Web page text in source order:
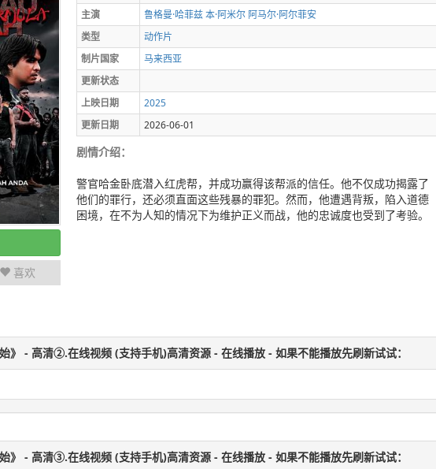
喜欢
主演
鲁格曼·哈菲兹本·阿米尔 阿马尔·阿尔菲安
类型
动作片
制片国家
马来西亚
更新状态
上映日期
2025
更新日期
2026-06-01
剧情介绍：
警官哈金卧底潜入红虎帮，并成功赢得该帮派的信任。他不仅成功揭露了
他们的罪行，还必须直面这些残暴的罪犯。然而，他遭遇背叛，陷入道德
困境，在不为人知的情况下为维护正义而战，他的忠诚度也受到了考验。
》 - 高清②.在线视频 (支持手机)高清资源 - 在线播放 - 如果不能播放先刷新试试：
》 - 高清③.在线视频 (支持手机)高清资源 - 在线播放 - 如果不能播放先刷新试试：